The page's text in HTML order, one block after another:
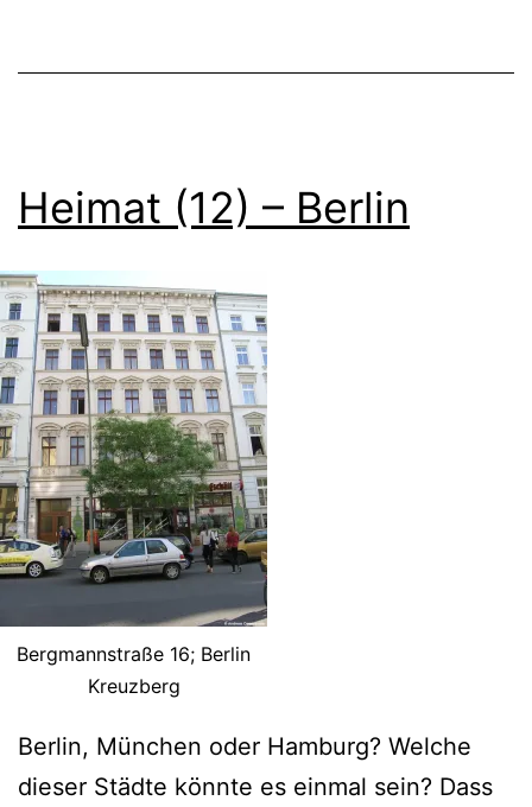
Heimat (12) – Berlin
Bergmannstraße 16; Berlin
Kreuzberg
Berlin, München oder Hamburg? Welche
dieser Städte könnte es einmal sein? Dass